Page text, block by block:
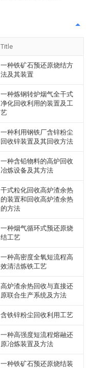
Title
一种铁矿石预还原烧结方
法及其装置
一种炼钢转炉烟气全干式
净化回收利用的装置及工
艺
一种利用钢铁厂含锌粉尘
回收锌装置及其回收方法
一种含铅物料的高炉回收
冶炼设备及其方法
干式粒化回收高炉渣余热
的装置和回收高炉渣余热
的方法
一种烟气循环式预还原烧
结工艺
一种高密度全氧短流程高
效清洁炼铁工艺
高炉渣余热回收与直接还
原联合生产系统及方法
含铁锌粉尘回收利用工艺
一种高强度短流程熔融还
原冶炼装置及方法
一种铁矿石预还原烧结装